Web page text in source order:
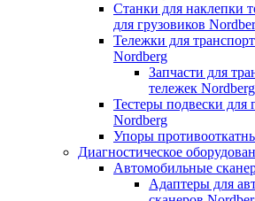
Станки для наклепки
для грузовиков
Тележки для
Nordberg
Запчасти для
тележек Nordberg
Тестеры подвески для
Nordberg
Упоры
Диагностическое
Автомобильные
Адаптеры для